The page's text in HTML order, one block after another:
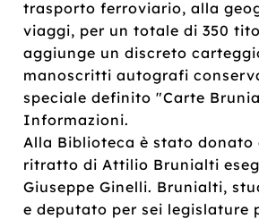
trasporto ferroviario, alla
viaggi, per un totale di 350
aggiunge un discreto
manoscritti autografi
speciale definito "Carte
Informazioni.
Alla Biblioteca è stato donato
ritratto di Attilio Brunialti
Giuseppe Ginelli. Brunialti,
e deputato per sei legislature